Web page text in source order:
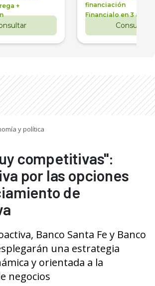
+
financiación
Financialo en 3 años
Consultar
y política
competitivas":
por las opciones
de
Banco Santa Fe y Banco
una estrategia
y orientada a la
negocios